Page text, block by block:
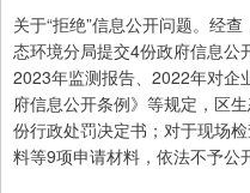
关于“拒绝”信息公开问题。经
态环境分局提交4份政府信息公
2023年监测报告、2022年对企
府信息公开条例》等规定，区
份行政处罚决定书；对于现场
料等9项申请材料，依法不予公